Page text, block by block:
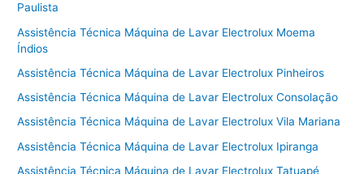
Paulista
Assistência Técnica Máquina de Lavar Electrolux Moema
Índios
Assistência Técnica Máquina de Lavar Electrolux Pinheiros
Assistência Técnica Máquina de Lavar Electrolux Consolação
Assistência Técnica Máquina de Lavar Electrolux Vila Mariana
Assistência Técnica Máquina de Lavar Electrolux Ipiranga
Assistência Técnica Máquina de Lavar Electrolux Tatuapé